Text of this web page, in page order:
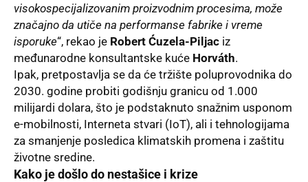
visokospecijalizovanim proizvodnim procesima, može
značajno da utiče na performanse fabrike i vreme
isporuke“, rekao je Robert Ćuzela-Piljac iz
međunarodne konsultantske kuće Horváth.
Ipak, pretpostavlja se da će tržište poluprovodnika do
2030. godine probiti godišnju granicu od 1.000
milijardi dolara, što je podstaknuto snažnim usponom
e-mobilnosti, Interneta stvari (IoT), ali i tehnologijama
za smanjenje posledica klimatskih promena i zaštitu
životne sredine.
Kako je došlo do nestašice i krize